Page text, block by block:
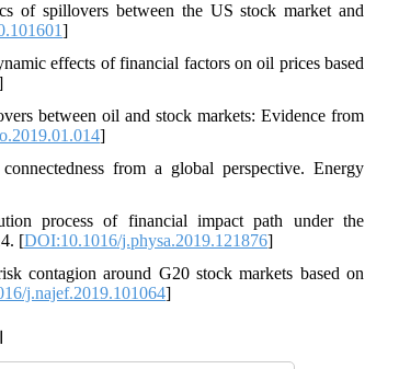
of spillovers between the US stock market and
]
effects of financial factors on oil prices based
between oil and stock markets: Evidence from
]
from a global perspective. Energy
process of financial impact path under the
[DOI:10.1016/j.physa.2019.121876]
contagion around G20 stock markets based on
j.najef.2019.101064]